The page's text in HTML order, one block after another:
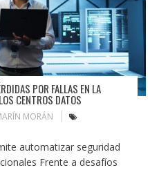
POR FALLAS EN LA
CENTROS DATOS
MORÁN
automatizar seguridad
Frente a desafíos